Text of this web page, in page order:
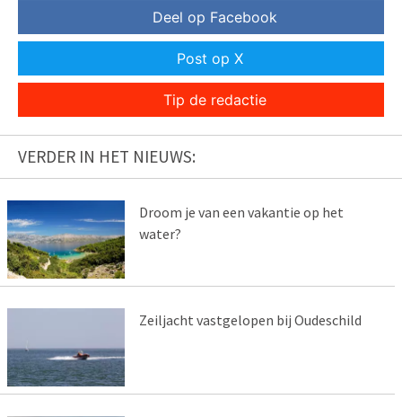
Deel op Facebook
Post op X
Tip de redactie
VERDER IN HET NIEUWS:
Droom je van een vakantie op het
water?
Zeiljacht vastgelopen bij Oudeschild